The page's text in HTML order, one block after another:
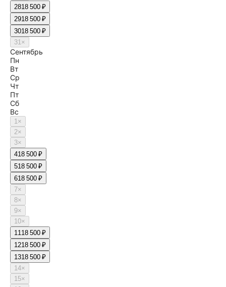
2818 500 ₽
2918 500 ₽
3018 500 ₽
31×
Сентябрь
Пн
Вт
Ср
Чт
Пт
Сб
Вс
1×
2×
3×
418 500 ₽
518 500 ₽
618 500 ₽
7×
8×
9×
10×
1118 500 ₽
1218 500 ₽
1318 500 ₽
14×
15×